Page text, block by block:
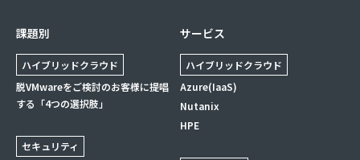
課題別
ハイブリッドクラウド
脱VMwareをご検討のお客様に提唱
する「4つの選択肢」
セキュリティ
サービス
ハイブリッドクラウド
Azure(IaaS)
Nutanix
HPE